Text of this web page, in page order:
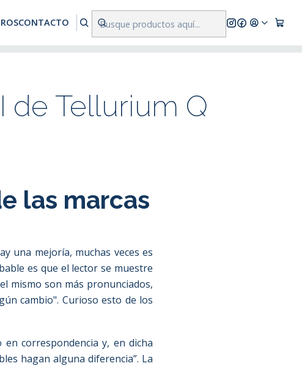
CONTACTO
a $500.000
de Tellurium Q
las marcas
una mejoría, muchas veces es
es que el lector se muestre
mismo son más pronunciados,
cambio". Curioso esto de los
correspondencia y, en dicha
hagan alguna diferencia”. La